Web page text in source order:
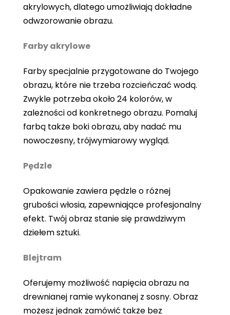
akrylowych, dlatego umożliwiają dokładne
odwzorowanie obrazu.
Farby akrylowe
Farby specjalnie przygotowane do Twojego
obrazu, które nie trzeba rozcieńczać wodą.
Zwykle potrzeba około 24 kolorów, w
zależności od konkretnego obrazu. Pomaluj
farbą także boki obrazu, aby nadać mu
nowoczesny, trójwymiarowy wygląd.
Pędzle
Opakowanie zawiera pędzle o różnej
grubości włosia, zapewniające profesjonalny
efekt. Twój obraz stanie się prawdziwym
dziełem sztuki.
Blejtram
Oferujemy możliwość napięcia obrazu na
drewnianej ramie wykonanej z sosny. Obraz
możesz jednak zamówić także bez